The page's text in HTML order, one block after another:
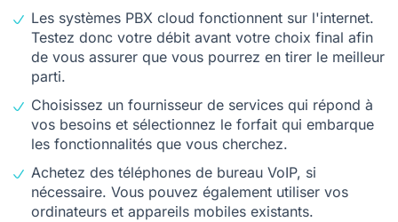
Les systèmes PBX cloud fonctionnent sur l'internet.
Testez donc votre débit avant votre choix final afin
de vous assurer que vous pourrez en tirer le meilleur
parti.
Choisissez un fournisseur de services qui répond à
vos besoins et sélectionnez le forfait qui embarque
les fonctionnalités que vous cherchez.
Achetez des téléphones de bureau VoIP, si
nécessaire. Vous pouvez également utiliser vos
ordinateurs et appareils mobiles existants.